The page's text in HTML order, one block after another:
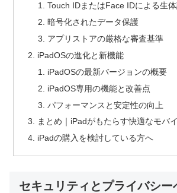
Touch IDまたはFace IDによる生
暗号化されたデータ保護
アプリストアの厳格な審査基準
iPadOSの進化と新機能
iPadOSの最新バージョンの概要
iPadOS専用の機能と改善点
パフォーマンスと安定性の向上
まとめ｜iPadがもたらす快適なモバ
iPadの購入を検討している方へ
セキュリティとプライバシー